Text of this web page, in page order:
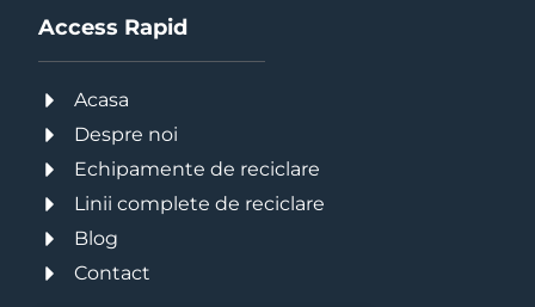
Access Rapid
Acasa
Despre noi
Echipamente de reciclare
Linii complete de reciclare
Blog
Contact